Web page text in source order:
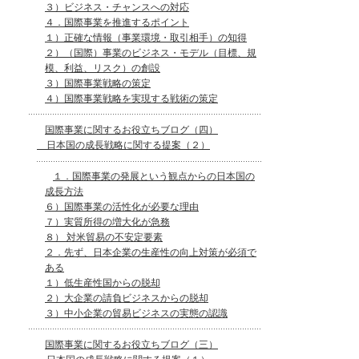
３）ビジネス・チャンスへの対応
４．国際事業を推進するポイント
１）正確な情報（事業環境・取引相手）の知得
２）（国際）事業のビジネス・モデル（目標、規
模、利益、リスク）の創設
３）国際事業戦略の策定
４）国際事業戦略を実現する戦術の策定
国際事業に関するお役立ちブログ（四）
日本国の成長戦略に関する提案（２）
１．国際事業の発展という観点からの日本国の
成長方法
６）国際事業の活性化が必要な理由
７）実質所得の増大化が急務
８） 対米貿易の不安定要素
２．先ず、日本企業の生産性の向上対策が必須で
ある
１）低生産性国からの脱却
２）大企業の請負ビジネスからの脱却
３）中小企業の貿易ビジネスの実態の認識
国際事業に関するお役立ちブログ（三）